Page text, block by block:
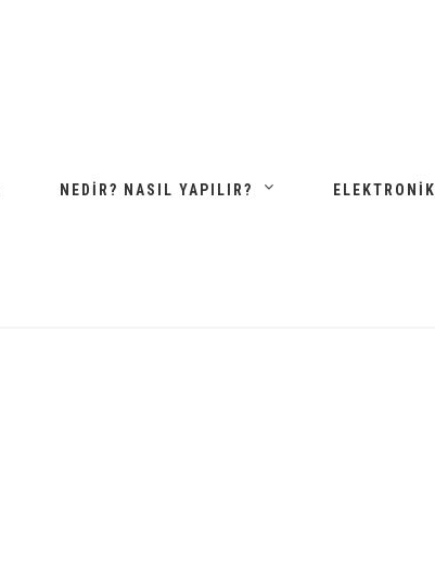
NEDIR? NASIL YAPILIR? ELEKTRONIK